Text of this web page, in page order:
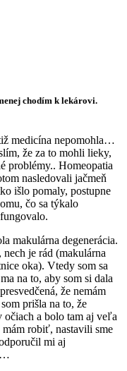
chodím k lekárovi.
medicína nepomohla…
že za to mohli lieky,
problémy.. Homeopatia
nasledovali jačmeň
išlo pomaly, postupne
čo sa týkalo
makulárna degenerácia.
je rád (makulárna
oka). Vtedy som sa
na to, aby som si dala
že nemám
prišla na to, že
očiach a bolo tam aj veľa
robiť, nastavili sme
mi aj